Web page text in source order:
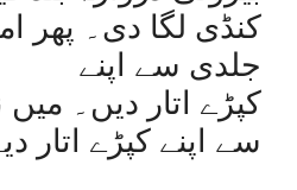
کنڈی لگا دی۔ پھر
جلدی سے اپنے
کپڑے اتار دیں۔
سے اپنے کپڑے اتار